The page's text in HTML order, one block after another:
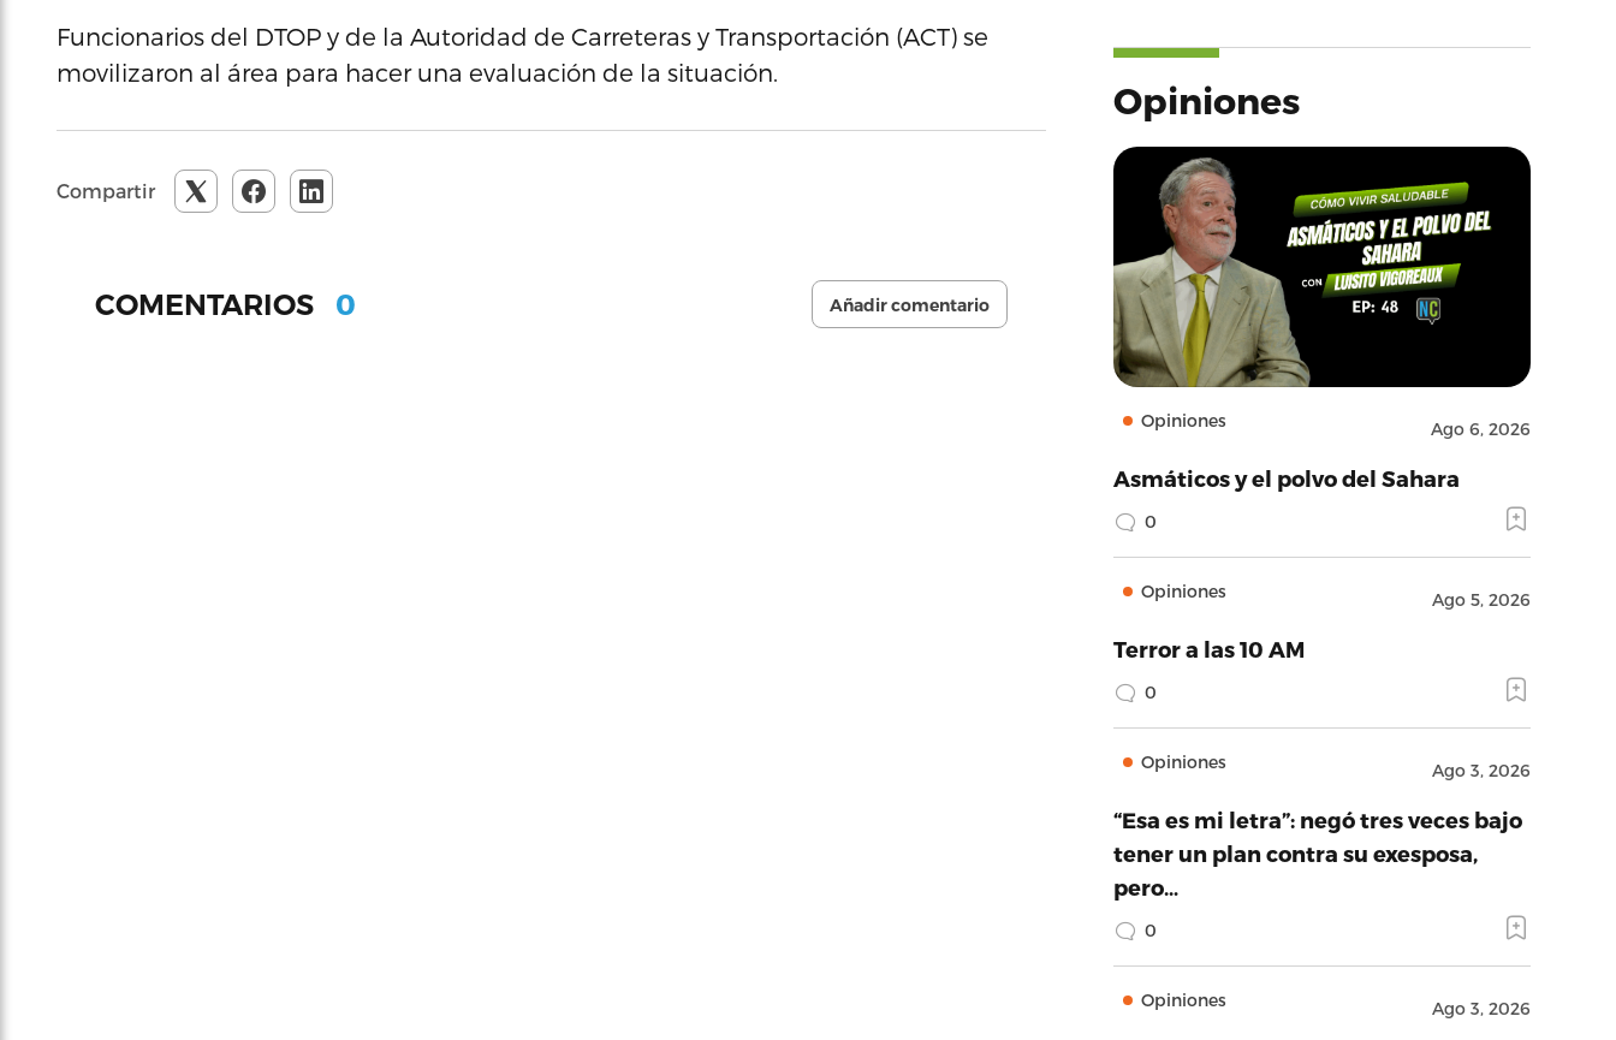
Funcionarios del DTOP y de la Autoridad de Carreteras y Transportación (ACT) se
movilizaron al área para hacer una evaluación de la situación.
Compartir
COMENTARIOS 0 Añadir comentario
Opiniones
Opiniones Ago 6, 2026
Asmáticos y el polvo del Sahara
0
Opiniones Ago 5, 2026
Terror a las 10 AM
0
Opiniones Ago 3, 2026
“Esa es mi letra”: negó tres veces bajo
tener un plan contra su exesposa,
pero…
0
Opiniones Ago 3, 2026